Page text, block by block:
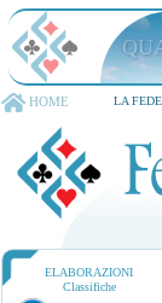
HOME LA
ELABORAZIONI
Classifiche